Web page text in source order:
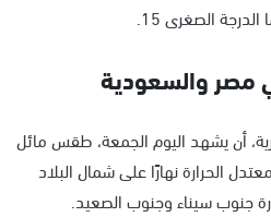
مصر والسعودية
أن يشهد اليوم الجمعة، طقس مائل
الحرارة نهارًا على شمال البلاد
جنوب سيناء وجنوب الصعيد.